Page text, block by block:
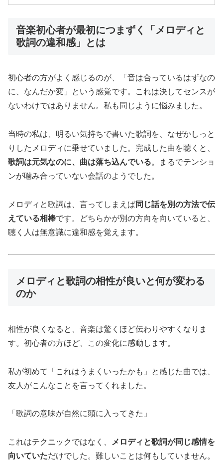
音楽初心者が最初につまずく「メロディと
歌詞の違和感」とは
初心者の方がよく感じるのが、「音は合っているはずなの
に、なんだか変」という感覚です。これは決してセンスが
ないわけではありません。私も同じように悩みました。
当時の私は、明るい気持ちで書いた歌詞を、なぜかしっと
りしたメロディに乗せていました。完成した曲を聴くと、
歌詞は元気なのに、曲は落ち込んでいる。まるでテンショ
ンが噛み合っていない会話のようでした。
メロディと歌詞は、言ってしまえば同じ話を別の方法で伝
えている相棒です。どちらかが別の方向を向いていると、
聴く人は無意識に違和感を覚えます。
メロディと歌詞の相性が良いと何が変わる
のか
相性が良くなると、音楽は驚くほど伝わりやすくなりま
す。初心者の方ほど、この変化に感動します。
私が初めて「これはうまくいったかも」と感じた曲では、
友人がこんなことを言ってくれました。
「歌詞の意味が自然に頭に入ってきた」
これはテクニックではなく、
メロディと歌詞が同じ感情を
向いていただけでした。難しいことは何もしていません。